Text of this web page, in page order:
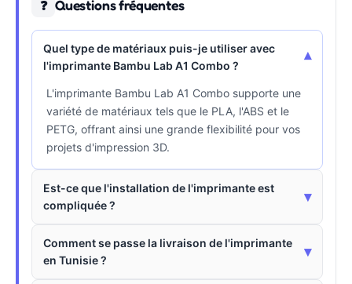
❓ Questions fréquentes
Quel type de matériaux puis-je utiliser avec
l'imprimante Bambu Lab A1 Combo ?
▾
L'imprimante Bambu Lab A1 Combo supporte une
variété de matériaux tels que le PLA, l'ABS et le
PETG, offrant ainsi une grande flexibilité pour vos
projets d'impression 3D.
Est-ce que l'installation de l'imprimante est
compliquée ?
▾
Comment se passe la livraison de l'imprimante
en Tunisie ?
▾